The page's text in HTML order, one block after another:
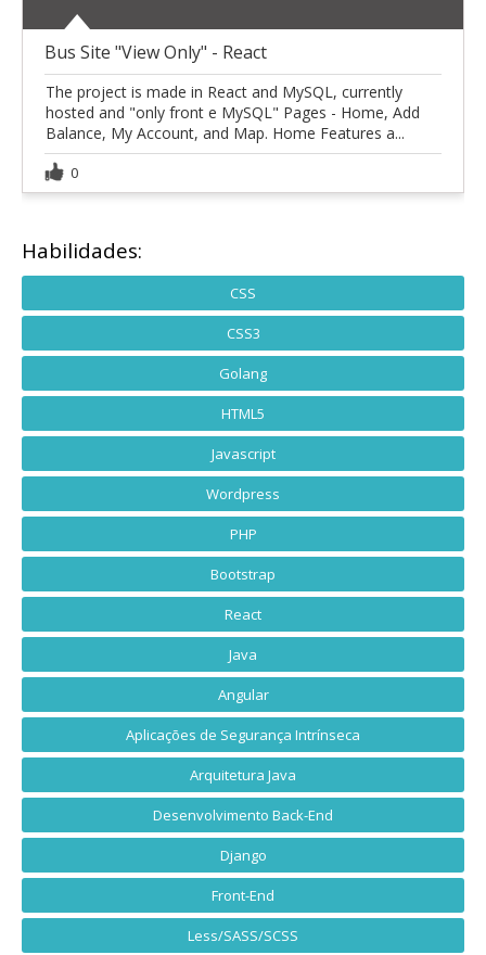
Bus Site "View Only" - React
The project is made in React and MySQL, currently
hosted and "only front e MySQL" Pages - Home, Add
Balance, My Account, and Map. Home Features a...
0
Habilidades:
CSS
CSS3
Golang
HTML5
Javascript
Wordpress
PHP
Bootstrap
React
Java
Angular
Aplicações de Segurança Intrínseca
Arquitetura Java
Desenvolvimento Back-End
Django
Front-End
Less/SASS/SCSS